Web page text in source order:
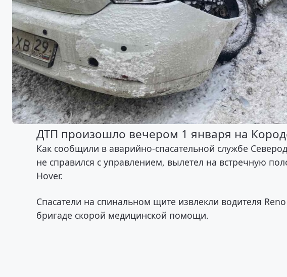
ДТП произошло вечером 1 января на
Как сообщили в аварийно-спасательной службе
не справился с управлением, вылетел на встречную
Hover.
Спасатели на спинальном щите извлекли водителя
бригаде скорой медицинской помощи.